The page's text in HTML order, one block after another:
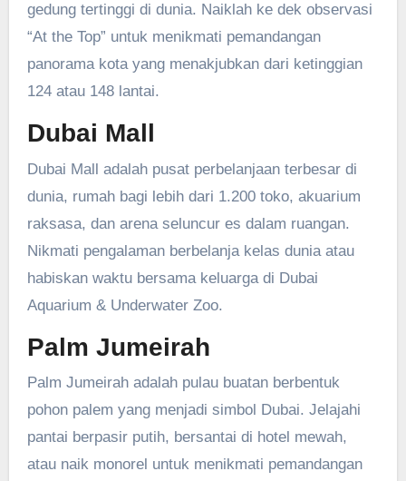
gedung tertinggi di dunia. Naiklah ke dek observasi
“At the Top” untuk menikmati pemandangan
panorama kota yang menakjubkan dari ketinggian
124 atau 148 lantai.
Dubai Mall
Dubai Mall adalah pusat perbelanjaan terbesar di
dunia, rumah bagi lebih dari 1.200 toko, akuarium
raksasa, dan arena seluncur es dalam ruangan.
Nikmati pengalaman berbelanja kelas dunia atau
habiskan waktu bersama keluarga di Dubai
Aquarium & Underwater Zoo.
Palm Jumeirah
Palm Jumeirah adalah pulau buatan berbentuk
pohon palem yang menjadi simbol Dubai. Jelajahi
pantai berpasir putih, bersantai di hotel mewah,
atau naik monorel untuk menikmati pemandangan